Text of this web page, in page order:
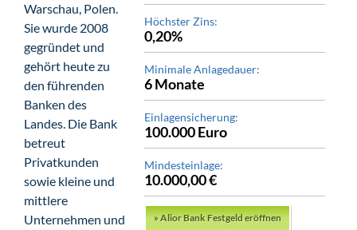
Höchster Zins:
0,20%
Minimale Anlagedauer:
6 Monate
Einlagensicherung:
100.000 Euro
Mindesteinlage:
10.000,00 €
»Alior Bank Festgeld eröffnen
Warschau, Polen.
Sie wurde 2008
gegründet und
gehört heute zu
den führenden
Banken des
Landes. Die Bank
betreut
Privatkunden
sowie kleine und
mittlere
Unternehmen und